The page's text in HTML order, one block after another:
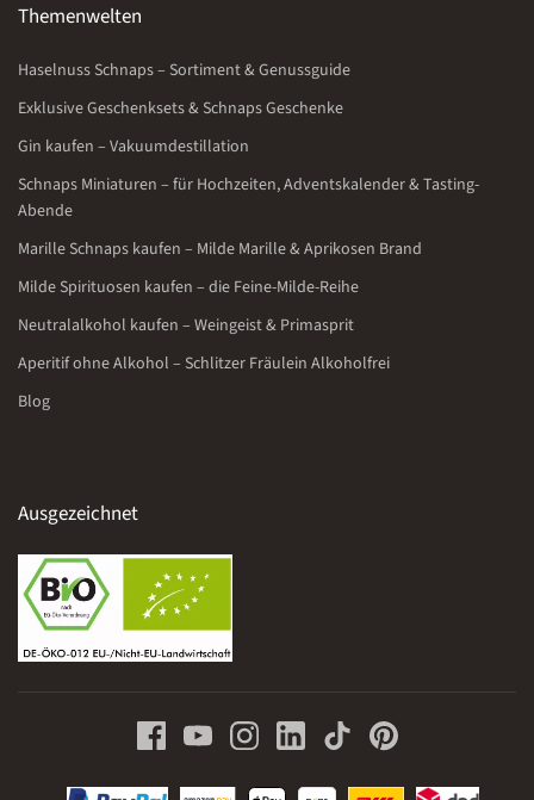
Themenwelten
Haselnuss Schnaps – Sortiment & Genussguide
Exklusive Geschenksets & Schnaps Geschenke
Gin kaufen – Vakuumdestillation
Schnaps Miniaturen – für Hochzeiten, Adventskalender & Tasting-
Abende
Marille Schnaps kaufen – Milde Marille & Aprikosen Brand
Milde Spirituosen kaufen – die Feine-Milde-Reihe
Neutralalkohol kaufen – Weingeist & Primasprit
Aperitif ohne Alkohol – Schlitzer Fräulein Alkoholfrei
Blog
Ausgezeichnet